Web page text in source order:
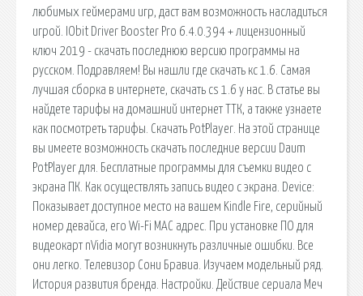
любимых геймерами игр, даст вам возможность насладиться
игрой. IObit Driver Booster Pro 6.4.0.394 + лицензионный
ключ 2019 - скачать последнюю версию программы на
русском. Подравляем! Вы нашли где скачать кс 1.6. Самая
лучшая сборка в интернете, скачать cs 1.6 у нас. В статье вы
найдете тарифы на домашний интернет ТТК, а также узнаете
как посмотреть тарифы. Скачать PotPlayer. На этой странице
вы имеете возможность скачать последние версии Daum
PotPlayer для. Бесплатные программы для съемки видео с
экрана ПК. Как осуществлять запись видео с экрана. Device:
Показывает доступное место на вашем Kindle Fire, серийный
номер девайса, его Wi-Fi MAC адрес. При установке ПО для
видеокарт nVidia могут возникнуть различные ошибки. Все
они легко. Телевизор Сони Бравиа. Изучаем модельный ряд.
История развития бренда. Настройки. Действие сериала Меч